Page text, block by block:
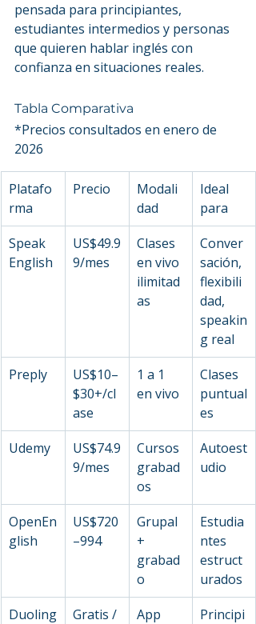
pensada para principiantes,
estudiantes intermedios y personas
que quieren hablar inglés con
confianza en situaciones reales.
Tabla Comparativa
*Precios consultados en enero de
2026
Platafo
rma
Precio
Modali
dad
Ideal
para
Speak
English
US$49.9
9/mes
Clases
en vivo
ilimitad
as
Conver
sación,
flexibili
dad,
speakin
g real
Preply
US$10–
$30+/cl
ase
1 a 1
en vivo
Clases
puntual
es
Udemy
US$74.9
9/mes
Cursos
grabad
os
Autoest
udio
OpenEn
glish
US$720
–994
Grupal
+
grabad
o
Estudia
ntes
estruct
urados
Duoling
Gratis /
App
Principi